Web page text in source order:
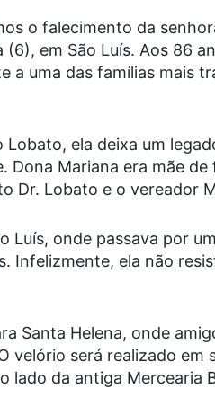
o falecimento da
em São Luís. Aos 86
a uma das famílias mais
ela deixa um
Dona Mariana era mãe
Dr. Lobato e o vereador
Luís, onde passava por
Infelizmente, ela não
Santa Helena, onde
velório será realizado em
lado da antiga Mercearia